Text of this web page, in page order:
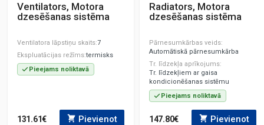
Ventilators, Motora
dzesēšanas sistēma
Ventilatora lāpstiņu skaits 7
Ekspluatācijas režīms termisks
Pieejams noliktavā
131.61€ Pievienot
Radiators, Motora
dzesēšanas sistēma
Pārnesumkārbas veids
Automātiskā pārnesumkārba
Tr. līdzekļa aprīkojums
Tr. līdzekļiem ar gaisa
kondicionēšanas sistēmu
Pieejams noliktavā
147.80€ Pievienot